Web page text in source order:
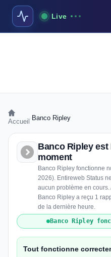
Live
Accueil Banco Ripley
Banco Ripley est
moment
Banco Ripley fonctionne
2026). Entireweb Status
aucun problème en
Banco Ripley a reçu 1
de la dernière heure.
Banco Ripley
Tout fonctionne